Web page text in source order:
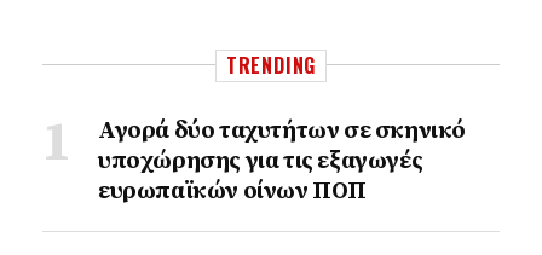
TRENDING
Αγορά δύο ταχυτήτων σε σκηνικό
υποχώρησης για τις εξαγωγές
ευρωπαϊκών οίνων ΠΟΠ